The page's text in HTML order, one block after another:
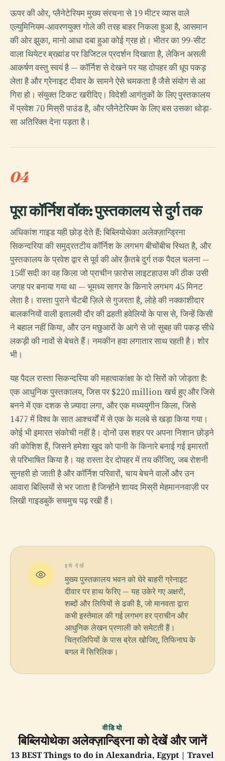
ऊपर की ओर, प्लैनेटेरियम मुख्य संरचना से 19 मीटर व्यास वाले
एल्युमिनियम-आवरणयुक्त गोले की तरह बाहर निकला हुआ है, आसमान
की ओर झुका, मानो आधा दबा हुआ कोई ग्रह हो। भीतर का 99-सीट
वाला थियेटर ब्रह्मांड पर डिजिटल प्रदर्शन दिखाता है, लेकिन असली
आकर्षण वस्तु स्वयं है — कॉर्निश से देखने पर यह दोपहर की धूप पकड़
लेता है और ग्रेनाइट दीवार के सामने ऐसे चमकता है जैसे संयोग से आ
गिरा हो। संयुक्त टिकट खरीदिए। विदेशी आगंतुकों के लिए पुस्तकालय
में प्रवेश 70 मिस्री पाउंड है, और प्लैनेटेरियम के लिए बस उसका थोड़ा-
सा अतिरिक्त देना पड़ता है।
04
पूरा कॉर्निश वॉक: पुस्तकालय से दुर्ग तक
अधिकांश गाइड यही छोड़ देते हैं: बिब्लियोथेका अलेक्ज़ान्ड्रिना
सिकन्दरिया की समुद्रतटीय कॉर्निश के लगभग बीचोंबीच स्थित है, और
पुस्तकालय के प्रवेश द्वार से पूर्व की ओर क़ैतबे दुर्ग तक पैदल चलना —
15वीं सदी का वह किला जो प्राचीन फ़ारोस लाइटहाउस की ठीक उसी
जगह पर बनाया गया था — भूमध्य सागर के किनारे लगभग 45 मिनट
लेता है। रास्ता पुराने चैटबी ज़िले से गुजरता है, लोहे की नक्काशीदार
बालकनियों वाली इतालवी दौर की ढहती हवेलियों के पास से, जिन्हें किसी
ने बहाल नहीं किया, और उन मछुआरों के आगे से जो सुबह की पकड़ सीधे
लकड़ी की नावों से बेचते हैं। नमकीन हवा लगातार साथ रहती है। शोर
भी।
यह पैदल रास्ता सिकन्दरिया की महत्वाकांक्षा के दो सिरों को जोड़ता है:
एक आधुनिक पुस्तकालय, जिस पर $220 million खर्च हुए और जिसे
बनने में एक दशक से ज़्यादा लगा, और एक मध्ययुगीन किला, जिसे
1477 में विश्व के सात आश्चर्यों में से एक के मलबे से खड़ा किया गया।
कोई भी इमारत संकोची नहीं है। दोनों उस शहर पर अपना निशान छोड़ने
की कोशिश हैं, जिसने हमेशा खुद को पानी के किनारे बनाई गई इमारतों
से परिभाषित किया है। यह रास्ता देर दोपहर में तय कीजिए, जब रोशनी
सुनहरी हो जाती है और कॉर्निश परिवारों, चाय बेचने वालों और उन
आवारा बिल्लियों से भर जाता है जिन्होंने शायद मिस्री मेहमाननवाज़ी पर
लिखी गाइडबुकें सचमुच पढ़ रखी हैं।
इसे देखें
मुख्य पुस्तकालय भवन को घेरे बाहरी ग्रेनाइट
दीवार पर हाथ फेरिए — यह उकेरे गए अक्षरों,
शब्दों और लिपियों से ढकी है, जो मानवता द्वारा
कभी इस्तेमाल की गई लगभग हर प्राचीन और
आधुनिक लेखन प्रणाली को समेटती हैं।
चित्रलिपियों के पास ब्रेल खोजिए, तिफिनाघ के
बगल में सिरिलिक।
वीडियो
बिब्लियोथेका अलेक्ज़ान्ड्रिना को देखें और जानें
13 BEST Things to do in Alexandria, Egypt | Travel